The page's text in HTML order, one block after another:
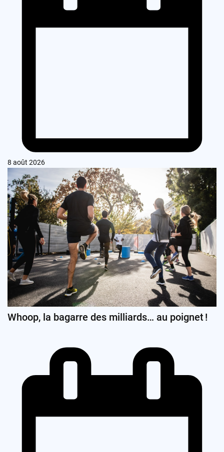
8 août 2026
Whoop, la bagarre des milliards… au poignet !